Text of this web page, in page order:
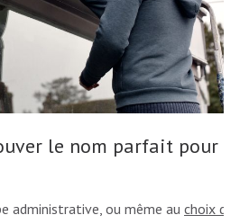
le nom parfait pour
administrative, ou même au choix du